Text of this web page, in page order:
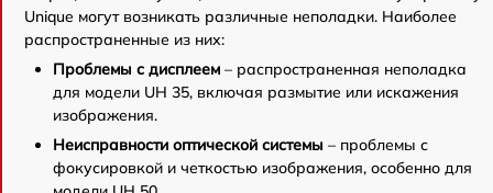
Unique могут возникать различные неполадки. Наиболее
распространенные из них:
Проблемы с дисплеем – распространенная неполадка
для модели UH 35, включая размытие или искажения
изображения.
Неисправности оптической системы – проблемы с
фокусировкой и четкостью изображения, особенно для